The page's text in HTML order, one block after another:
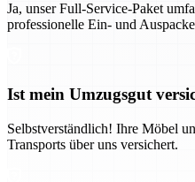
Ja, unser Full-Service-Paket
professionelle Ein- und
Ist mein Umzugsgut
Selbstverständlich! Ihre Möbel
Transports über uns versichert.